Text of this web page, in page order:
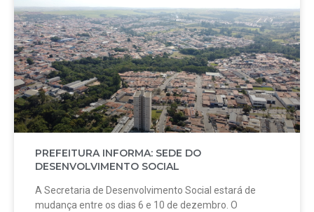
PREFEITURA INFORMA: SEDE DO
DESENVOLVIMENTO SOCIAL
A Secretaria de Desenvolvimento Social estará de
mudança entre os dias 6 e 10 de dezembro. O